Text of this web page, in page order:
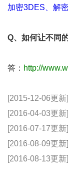
加密3DES、解
Q、如何让不同
答： http://
[2015-12-06更新]
[2016-04-03更新]
[2016-07-17更新]
[2016-08-09更新]
[2016-08-13更新]